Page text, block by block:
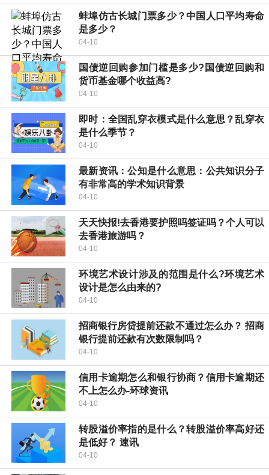
蚌埠仿古长城门票多少？中国人口平均寿命
是多少？
04-10
国债逆回购参加门槛是多少?国债逆回购和
货币基金哪个收益高?
04-10
即时：全国乱穿衣模式是什么意思？乱穿衣
是什么季节？
04-10
最新资讯：公知是什么意思：公共知识分子
有非常高的学术知识背景
04-10
天天快报!去香港要护照吗签证吗？个人可以
去香港旅游吗？
04-10
环境艺术设计涉及的范围是什么?环境艺术
设计是怎么由来的?
04-10
招商银行房贷提前还款不通过怎么办？ 招商
银行提前还款有次数限制吗？
04-10
信用卡逾期怎么和银行协商？信用卡逾期还
不上怎么办-环球资讯
04-10
转股溢价率指的是什么？转股溢价率高好还
是低好？ 速讯
04-10